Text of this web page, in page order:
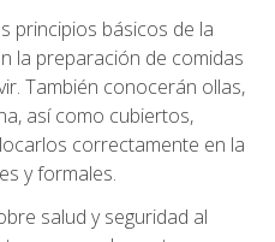
principios básicos de la
la preparación de comidas
También conocerán ollas,
así como cubiertos,
correctamente en la
y formales.
salud y seguridad al